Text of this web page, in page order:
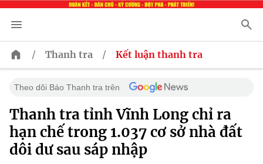
/ Thanh tra / Kết luận thanh tra
Theo dõi Báo Thanh tra trên
Thanh tra tỉnh Vĩnh Long chỉ ra
hạn chế trong 1.037 cơ sở nhà đất
dôi dư sau sáp nhập